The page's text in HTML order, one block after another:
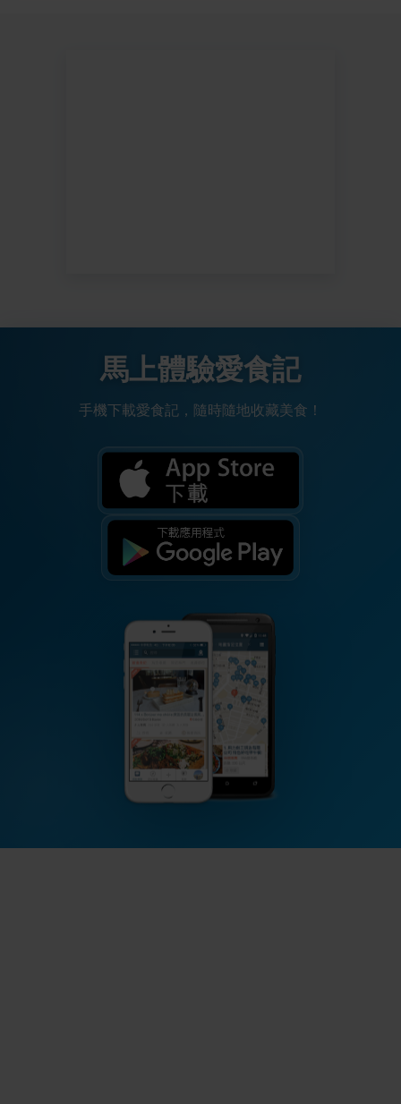
馬上體驗愛食記
手機下載愛食記，隨時隨地收藏美食！